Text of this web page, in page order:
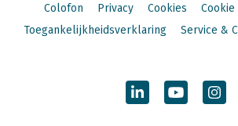
Colofon
Privacy Cookies
Toegankelijkheidsverklaring
Service &